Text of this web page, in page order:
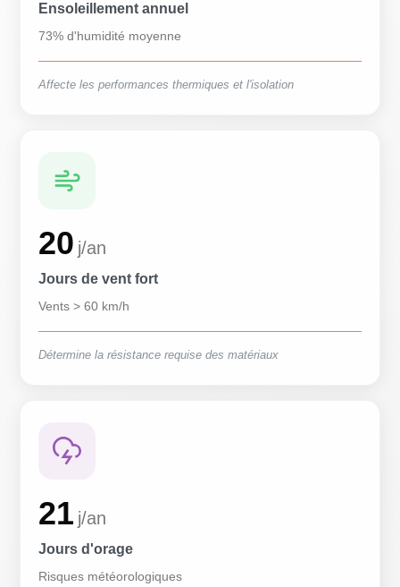
Ensoleillement annuel
73% d'humidité moyenne
Affecte les performances thermiques et l'isolation
20 j/an
Jours de vent fort
Vents > 60 km/h
Détermine la résistance requise des matériaux
21 j/an
Jours d'orage
Risques météorologiques